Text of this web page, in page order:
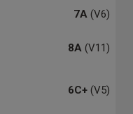
7A (V6)
8A (V11)
6C+ (V5)